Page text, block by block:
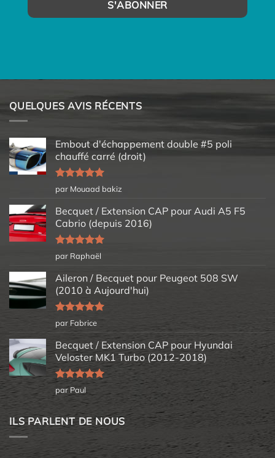
QUELQUES AVIS RÉCENTS
Embout d'échappement double #5 poli
chauffé carré (droit)
Note5sur
5
par Mouaad bakiz
Becquet / Extension CAP pour Audi A5 F5
Cabrio (depuis 2016)
Note5sur
5
par Raphaël
Aileron / Becquet pour Peugeot 508 SW
(2010 à Aujourd'hui)
Note5sur
5
par Fabrice
Becquet / Extension CAP pour Hyundai
Veloster MK1 Turbo (2012-2018)
Note5sur
5
par Paul
ILS PARLENT DE NOUS